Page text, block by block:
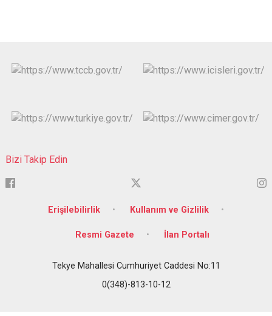
Bizi Takip Edin
Erişilebilirlik Kullanım ve Gizlilik
Resmi Gazete İlan Portalı
Tekye Mahallesi Cumhuriyet Caddesi No:11
0(348)-813-10-12